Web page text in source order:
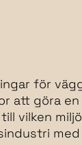
för
att göra en
vilken